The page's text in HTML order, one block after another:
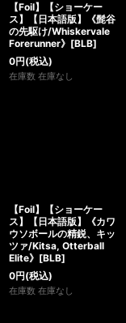
【Foil】【ショーケー
ス】【日本語版】《髭谷
の先駆け/Whiskervale
Forerunner》[BLB]
0円(税込)
在庫数 在庫なし
【Foil】【ショーケー
ス】【日本語版】《カワ
ウソボールの精鋭、キッ
ツァ/Kitsa, Otterball
Elite》[BLB]
0円(税込)
在庫数 在庫なし